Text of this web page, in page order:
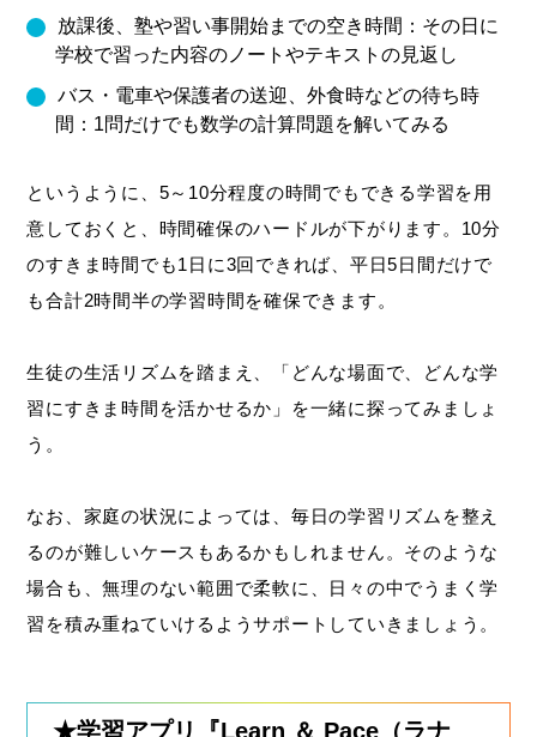
放課後、塾や習い事開始までの空き時間：その日に
学校で習った内容のノートやテキストの見返し
バス・電車や保護者の送迎、外食時などの待ち時
間：1問だけでも数学の計算問題を解いてみる
というように、5～10分程度の時間でもできる学習を用
意しておくと、時間確保のハードルが下がります。10分
のすきま時間でも1日に3回できれば、平日5日間だけで
も合計2時間半の学習時間を確保できます。
生徒の生活リズムを踏まえ、「どんな場面で、どんな学
習にすきま時間を活かせるか」を一緒に探ってみましょ
う。
なお、家庭の状況によっては、毎日の学習リズムを整え
るのが難しいケースもあるかもしれません。そのような
場合も、無理のない範囲で柔軟に、日々の中でうまく学
習を積み重ねていけるようサポートしていきましょう。
★学習アプリ『Learn ＆ Pace（ラナ